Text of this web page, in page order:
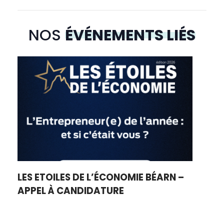
NOS ÉVÉNEMENTS LIÉS
LES ETOILES DE L’ÉCONOMIE BÉARN –
APPEL À CANDIDATURE